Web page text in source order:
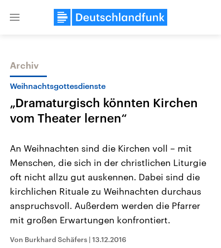
Close
Themen
Landtagswahl Sachsen-Anhalt
2026
Alle Informationen
Sachsen-Anhalt wählt am 6.
September 2026 einen neuen
Landtag. Seit 2021 wird das
Bundesland von einer Koalition aus
CDU, SPD und FDP regiert.-
Umfragen, Prognosen,
Wahlprogramme, aktuelle Berichte
USA
Aktuelle Beiträge,
Hintergründe
Wirtschaftlich und
gehören die Vereinigten
den mächtigsten Ländern
mit großem Einfluss auf
Archiv
Weihnachtsgottesdienste
„Dramaturgisch könnten Kirchen
vom Theater lernen“
An Weihnachten sind die Kirchen voll – mit
Menschen, die sich in der christlichen Liturgie
oft nicht allzu gut auskennen. Dabei sind die
kirchlichen Rituale zu Weihnachten durchaus
anspruchsvoll. Außerdem werden die Pfarrer
mit großen Erwartungen konfrontiert.
Von Burkhard Schäfers | 13.12.2016